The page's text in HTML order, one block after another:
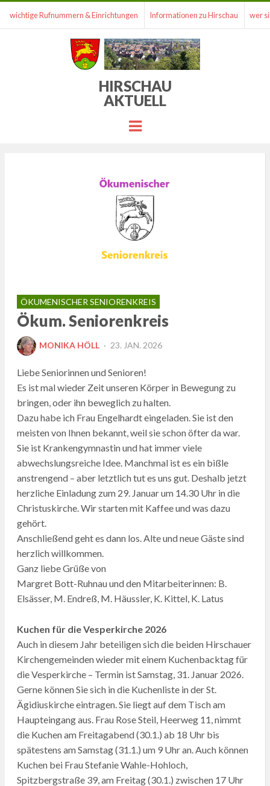
wichtige Rufnummern & Einrichtungen Informationen zu Hirschau wer
HIRSCHAU
AKTUELL
Menu
ÖKUMENISCHER SENIORENKREIS
Ökum. Seniorenkreis
MONIKA HÖLL
POSTED
23. JAN. 2026
Liebe Seniorinnen und Senioren!
Es ist mal wieder Zeit unseren Körper in Bewegung zu
bringen, oder ihn beweglich zu halten.
Dazu habe ich Frau Engelhardt eingeladen. Sie ist den
meisten von Ihnen bekannt, weil sie schon öfter da war.
Sie ist Krankengymnastin und hat immer viele
abwechslungsreiche Idee. Manchmal ist es ein bißle
anstrengend – aber letztlich tut es uns gut. Deshalb jetzt
herzliche Einladung zum 29. Januar um 14.30 Uhr in die
Christuskirche. Wir starten mit Kaffee und was dazu
gehört.
Anschließend geht es dann los. Alte und neue Gäste sind
herzlich willkommen.
Ganz liebe Grüße von
Margret Bott-Ruhnau und den Mitarbeiterinnen: B.
Elsässer, M. Endreß, M. Häussler, K. Kittel, K. Latus
Kuchen für die Vesperkirche 2026
Auch in diesem Jahr beteiligen sich die beiden Hirschauer
Kirchengemeinden wieder mit einem Kuchenbacktag für
die Vesperkirche – Termin ist Samstag, 31. Januar 2026.
Gerne können Sie sich in die Kuchenliste in der St.
Ägidiuskirche eintragen. Sie liegt auf dem Tisch am
Haupteingang aus. Frau Rose Steil, Heerweg 11, nimmt
die Kuchen am Freitagabend (30.1.) ab 18 Uhr bis
spätestens am Samstag (31.1.) um 9 Uhr an. Auch können
Kuchen bei Frau Stefanie Wahle-Hohloch,
Spitzbergstraße 39, am Freitag (30.1.) zwischen 17 Uhr